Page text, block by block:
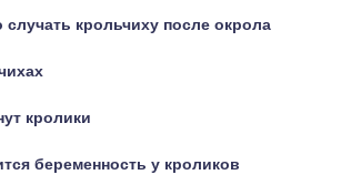
случать крольчиху после окрола
кролики
беременность у кроликов